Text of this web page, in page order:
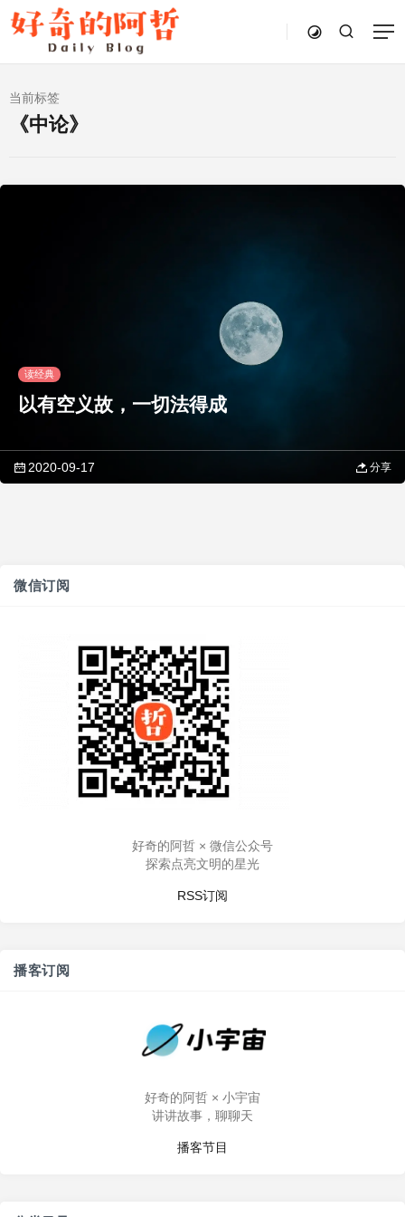
当前标签
《中论》
读经典
以有空义故，一切法得成
2020-09-17 分享
微信订阅
好奇的阿哲 × 微信公众号
探索点亮文明的星光
RSS订阅
播客订阅
好奇的阿哲 × 小宇宙
讲讲故事，聊聊天
播客节目